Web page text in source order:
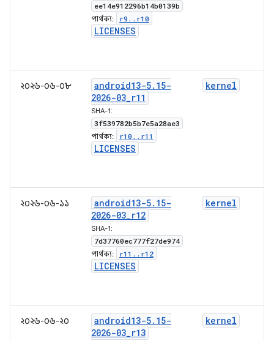
ee14e912296b14b0139b
পার্থক্য: r9 . . r10
LICENSES
২০২৬-০৬-০৮ android13-5. 15-
2026-03_r11
SHA-1:
3f539782b5b7e5a28ae3
পার্থক্য: r10 . . r11
LICENSES
kernel
২০২৬-০৬-১১ android13-5. 15-
2026-03_r12
SHA-1:
7d37760ec777f27de974
পার্থক্য: r11 . . r12
LICENSES
kernel
২০২৬-০৬-২০ android13-5. 15-
2026-03_r13
kernel